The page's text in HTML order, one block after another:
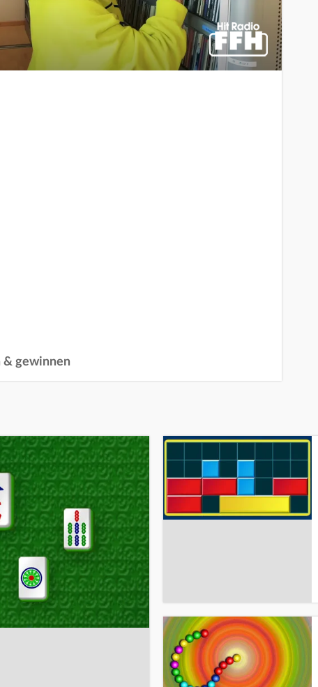
& gewinnen